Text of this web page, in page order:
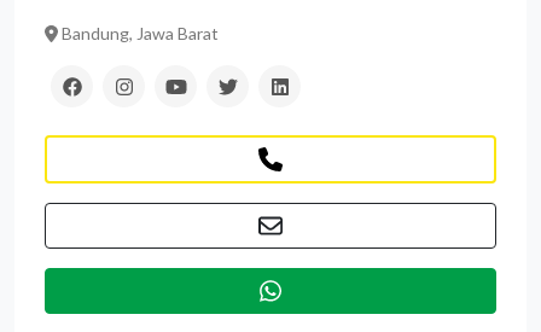
Bandung, Jawa Barat